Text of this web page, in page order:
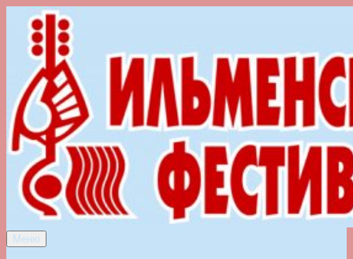
Перейти
содержимому
Ильменский фестиваль авторской песни
Меню